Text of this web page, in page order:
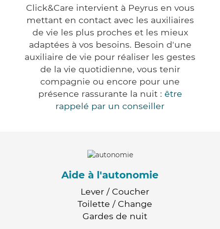
Click&Care intervient à Peyrus en vous
mettant en contact avec les auxiliaires
de vie les plus proches et les mieux
adaptées à vos besoins. Besoin d'une
auxiliaire de vie pour réaliser les gestes
de la vie quotidienne, vous tenir
compagnie ou encore pour une
présence rassurante la nuit : être
rappelé par un conseiller
Aide à l'autonomie
Lever / Coucher
Toilette / Change
Gardes de nuit